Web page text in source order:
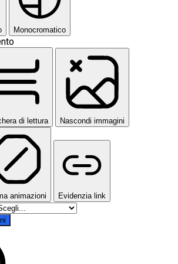
Monocromatico
di lettura Nascondi immagini
animazioni Evidenzia link